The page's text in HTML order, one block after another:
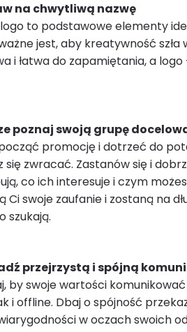
na chwytliwą nazwę
logo to podstawowe elementy
jest, aby kreatywność
i łatwa do zapamiętania, a
poznaj swoją grupę
promocję i dotrzeć do
się zwracać. Zastanów się i
co ich interesuje i czym
Ci swoje zaufanie i zostaną na
szukają.
przejrzystą i spójną
by swoje wartości
i offline. Dbaj o spójność
w oczach swoich